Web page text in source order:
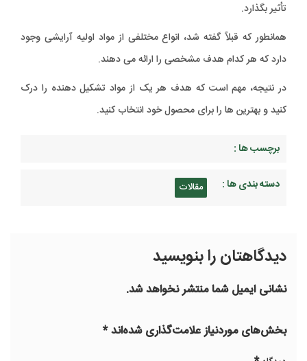
تأثیر بگذارد.
همانطور که قبلاً گفته شد، انواع مختلفی از مواد اولیه آرایشی وجود
دارد که هر کدام هدف مشخصی را ارائه می دهند.
در نتیجه، مهم است که هدف هر یک از مواد تشکیل دهنده را درک
کنید و بهترین ها را برای محصول خود انتخاب کنید.
برچسب ها :
دسته بندی ها : مقالات
دیدگاهتان را بنویسید
نشانی ایمیل شما منتشر نخواهد شد.
بخش‌های موردنیاز علامت‌گذاری شده‌اند*